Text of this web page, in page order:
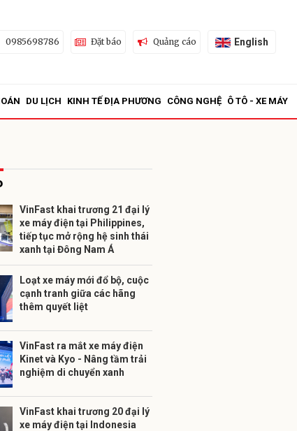
0985698786 Đặt báo Quảng cáo English
DU LỊCH KINH TẾ ĐỊA PHƯƠNG CÔNG NGHỆ Ô TÔ - XE MÁY
VinFast khai trương 21 đại lý
xe máy điện tại Philippines,
tiếp tục mở rộng hệ sinh thái
xanh tại Đông Nam Á
Loạt xe máy mới đổ bộ, cuộc
cạnh tranh giữa các hãng
thêm quyết liệt
VinFast ra mắt xe máy điện
Kinet và Kyo - Nâng tầm trải
nghiệm di chuyển xanh
VinFast khai trương 20 đại lý
xe máy điện tại Indonesia